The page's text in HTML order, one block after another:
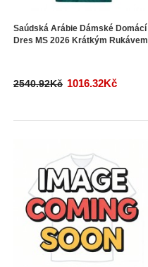
Saúdská Arábie Dámské Domácí
Dres MS 2026 Krátkým Rukávem
2540.92Kč 1016.32Kč